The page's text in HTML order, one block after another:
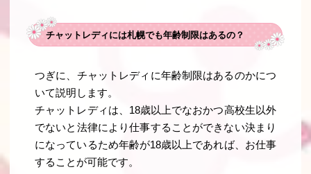
チャットレディには札幌でも年齢制限はあるの？
つぎに、チャットレディに年齢制限はあるのかにつ
いて説明します。
チャットレディは、18歳以上でなおかつ高校生以外
でないと法律により仕事することができない決まり
になっているため年齢が18歳以上であれば、お仕事
することが可能です。